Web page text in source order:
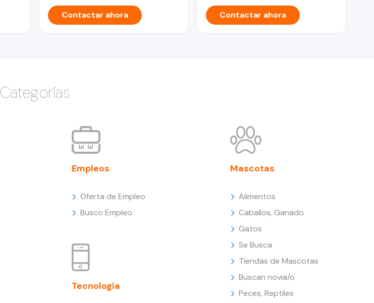
Contactar ahora Contactar ahora
Categorías
Empleos
Oferta de Empleo
Busco Empleo
Tecnología
Mascotas
Alimentos
Caballos, Ganado
Gatos
Se Busca
Tiendas de Mascotas
Buscan novia/o
Peces, Reptiles